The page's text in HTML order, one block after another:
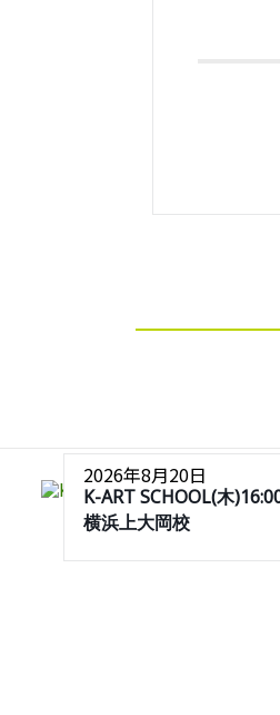
2026年8月20日
K-ART SCHOOL(木
横浜上大岡校